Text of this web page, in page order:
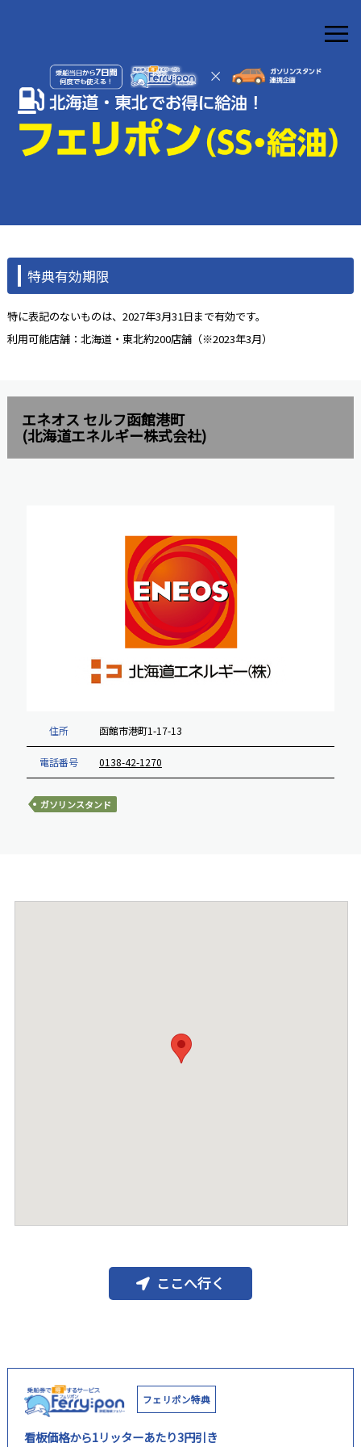
≡
特典有効期限
特に表記のないものは、2027年3月31日まで有効です。
利用可能店舗：北海道・東北約200店舗（※2023年3月）
エネオス セルフ函館港町
(北海道エネルギー株式会社)
住所 函館市港町1-17-13
電話番号 0138-42-1270
ガソリンスタンド
ここへ行く
フェリポン特典
看板価格から1リッターあたり3円引き